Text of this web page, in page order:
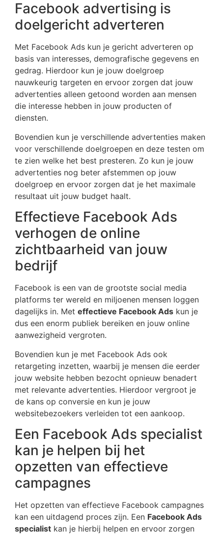
Facebook advertising is
doelgericht adverteren
Met Facebook Ads kun je gericht adverteren op
basis van interesses, demografische gegevens en
gedrag. Hierdoor kun je jouw doelgroep
nauwkeurig targeten en ervoor zorgen dat jouw
advertenties alleen getoond worden aan mensen
die interesse hebben in jouw producten of
diensten.
Bovendien kun je verschillende advertenties maken
voor verschillende doelgroepen en deze testen om
te zien welke het best presteren. Zo kun je jouw
advertenties nog beter afstemmen op jouw
doelgroep en ervoor zorgen dat je het maximale
resultaat uit jouw budget haalt.
Effectieve Facebook Ads
verhogen de online
zichtbaarheid van jouw
bedrijf
Facebook is een van de grootste social media
platforms ter wereld en miljoenen mensen loggen
dagelijks in. Met effectieve Facebook Ads kun je
dus een enorm publiek bereiken en jouw online
aanwezigheid vergroten.
Bovendien kun je met Facebook Ads ook
retargeting inzetten, waarbij je mensen die eerder
jouw website hebben bezocht opnieuw benadert
met relevante advertenties. Hierdoor vergroot je
de kans op conversie en kun je jouw
websitebezoekers verleiden tot een aankoop.
Een Facebook Ads specialist
kan je helpen bij het
opzetten van effectieve
campagnes
Het opzetten van effectieve Facebook campagnes
kan een uitdagend proces zijn. Een Facebook Ads
specialist kan je hierbij helpen en ervoor zorgen